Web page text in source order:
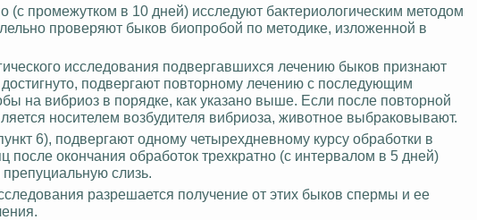
(с промежутком в 10 дней) исследуют бактериологическим методом
проверяют быков биопробой по методике, изложенной в
исследования подвергавшихся лечению быков признают
подвергают повторному лечению с последующим
на вибриоз в порядке, как указано выше. Если после повторной
носителем возбудителя вибриоза, животное выбраковывают.
6), подвергают одному четырехдневному курсу обработки в
после окончания обработок трехкратно (с интервалом в 5 дней)
слизь.
разрешается получение от этих быков спермы и ее